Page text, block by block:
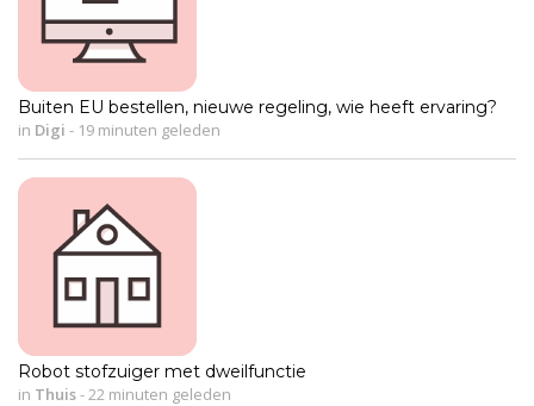
Buiten EU bestellen, nieuwe regeling, wie heeft ervaring?
in Digi - 19 minuten geleden
Robot stofzuiger met dweilfunctie
in Thuis- 22 minuten geleden